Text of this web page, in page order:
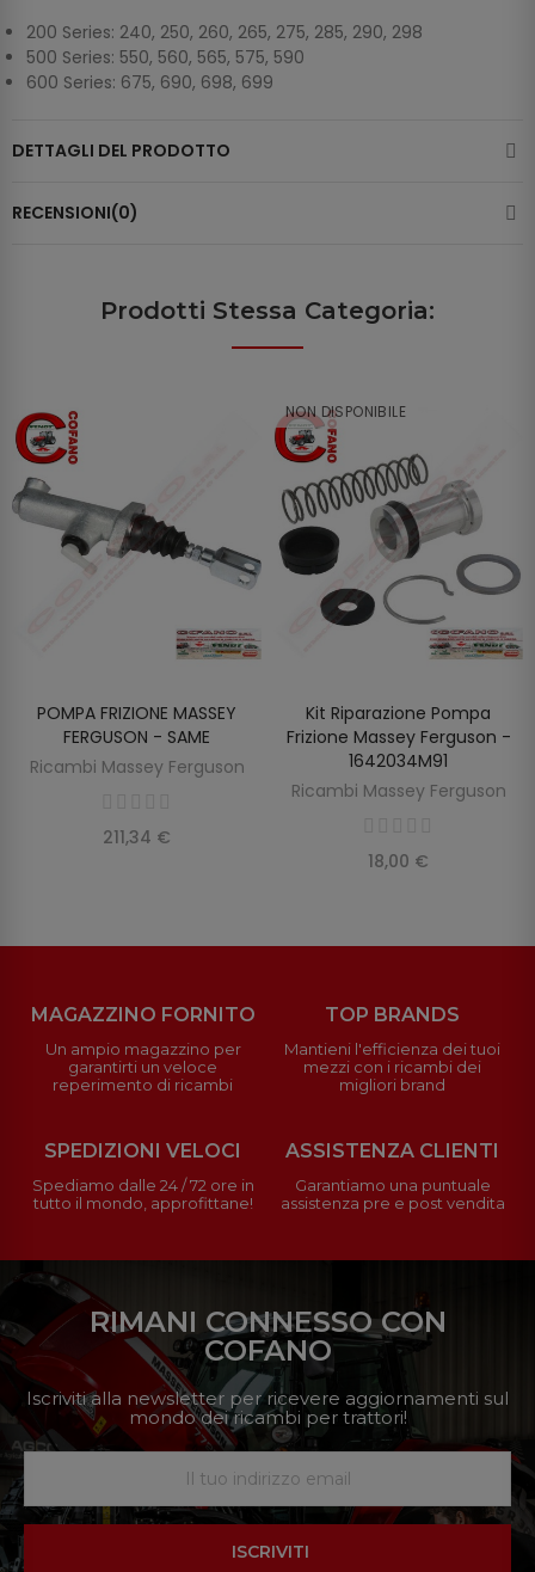
200 Series: 240, 250, 260, 265, 275, 285, 290, 298
500 Series: 550, 560, 565, 575, 590
600 Series: 675, 690, 698, 699
DETTAGLI DEL PRODOTTO
RECENSIONI(0)
Prodotti Stessa Categoria:
AGGIUNGI AL CARRELLO
POMPA FRIZIONE MASSEY
FERGUSON - SAME
Ricambi Massey Ferguson
211,34 €
NON DISPONIBILE
SCOPRIRE
Kit Riparazione Pompa
Frizione Massey Ferguson -
1642034M91
Ricambi Massey Ferguson
18,00 €
MAGAZZINO FORNITO
Un ampio magazzino per
garantirti un veloce
reperimento di ricambi
TOP BRANDS
Mantieni l'efficienza dei tuoi
mezzi con i ricambi dei
migliori brand
SPEDIZIONI VELOCI
Spediamo dalle 24 / 72 ore in
tutto il mondo, approfittane!
ASSISTENZA CLIENTI
Garantiamo una puntuale
assistenza pre e post vendita
RIMANI CONNESSO CON
COFANO
Iscriviti alla newsletter per ricevere aggiornamenti sul
mondo dei ricambi per trattori!
ISCRIVITI